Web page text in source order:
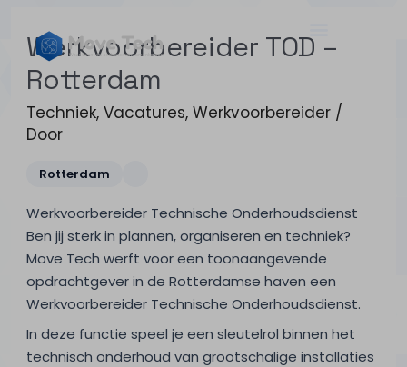
Werkvoorbereider TOD –
Rotterdam
Techniek,Vacatures,Werkvoorbereider /
Door
Rotterdam
Werkvoorbereider Technische Onderhoudsdienst
Ben jij sterk in plannen, organiseren en techniek?
Move Tech werft voor een toonaangevende
opdrachtgever in de Rotterdamse haven een
Werkvoorbereider Technische Onderhoudsdienst.
In deze functie speel je een sleutelrol binnen het
technisch onderhoud van grootschalige installaties